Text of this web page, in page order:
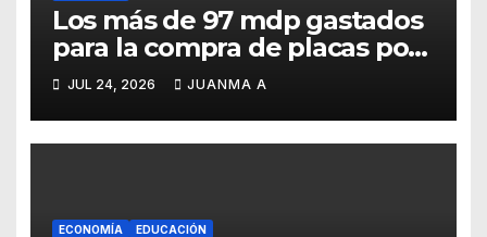
Los más de 97 mdp gastados
para la compra de placas por
el Estado pudieron ejercerse
a otras prioridades
JUL 24, 2026 JUANMA A
ECONOMÍA EDUCACIÓN